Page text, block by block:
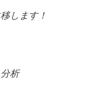
します！
析